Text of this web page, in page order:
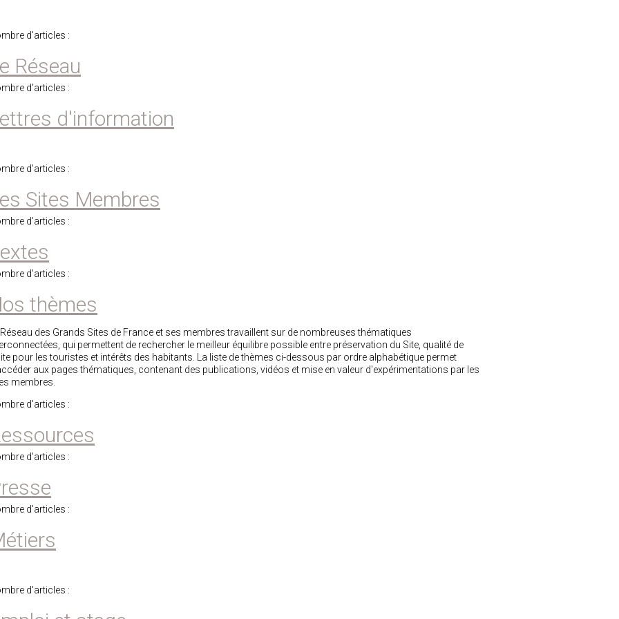
d'articles :
Réseau
d'articles :
d'information
d'articles :
Sites Membres
d'articles :
d'articles :
thèmes
Réseau des Grands Sites de France et ses membres travaillent sur de nombreuses thématiques
qui permettent de rechercher le meilleur équilibre possible entre préservation du Site, qualité de
pour les touristes et intérêts des habitants. La liste de thèmes ci-dessous par ordre alphabétique permet
aux pages thématiques, contenant des publications, vidéos et mise en valeur d'expérimentations par les
membres.
d'articles :
d'articles :
d'articles :
d'articles :